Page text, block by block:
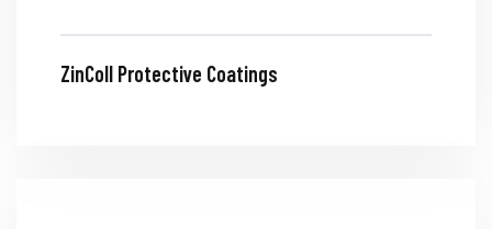
ZinColl Protective Coatings